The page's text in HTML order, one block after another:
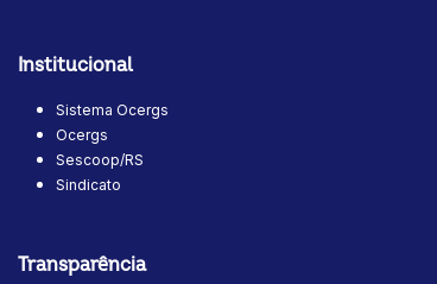
Institucional
Sistema Ocergs
Ocergs
Sescoop/RS
Sindicato
Transparência